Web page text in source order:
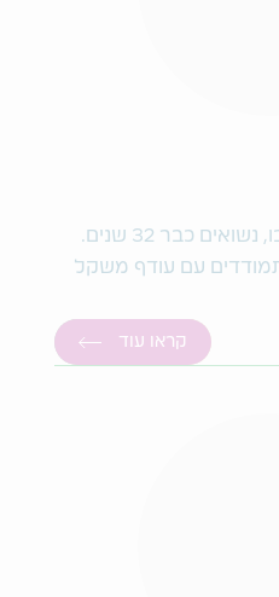
ורד (56) ושלומי (59) אלבו, נשואים כבר 32 שנים.
עם עודף משקל
קראו עוד